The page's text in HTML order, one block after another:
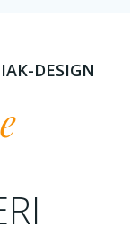
DESIGN